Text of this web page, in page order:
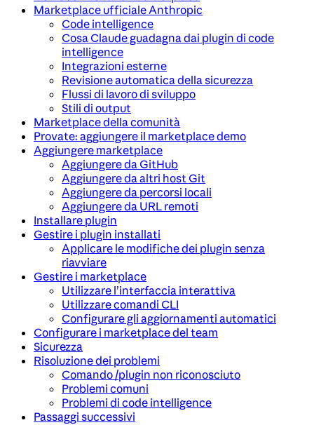
Marketplace ufficiale Anthropic
Code intelligence
Cosa Claude guadagna dai plugin di code
intelligence
Integrazioni esterne
Revisione automatica della sicurezza
Flussi di lavoro di sviluppo
Stili di output
Marketplace della comunità
Provate: aggiungere il marketplace demo
Aggiungere marketplace
Aggiungere da GitHub
Aggiungere da altri host Git
Aggiungere da percorsi locali
Aggiungere da URL remoti
Installare plugin
Gestire i plugin installati
Applicare le modifiche dei plugin senza
riavviare
Gestire i marketplace
Utilizzare l’interfaccia interattiva
Utilizzare comandi CLI
Configurare gli aggiornamenti automatici
Configurare i marketplace del team
Sicurezza
Risoluzione dei problemi
Comando /plugin non riconosciuto
Problemi comuni
Problemi di code intelligence
Passaggi successivi